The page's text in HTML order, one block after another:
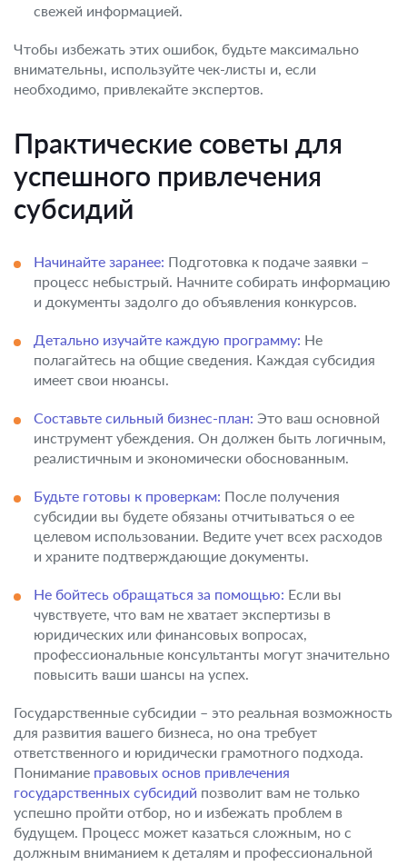
свежей информацией.
Чтобы избежать этих ошибок, будьте максимально
внимательны, используйте чек-листы и, если
необходимо, привлекайте экспертов.
Практические советы для
успешного привлечения
субсидий
Начинайте заранее: Подготовка к подаче заявки –
процесс небыстрый. Начните собирать информацию
и документы задолго до объявления конкурсов.
Детально изучайте каждую программу: Не
полагайтесь на общие сведения. Каждая субсидия
имеет свои нюансы.
Составьте сильный бизнес-план: Это ваш основной
инструмент убеждения. Он должен быть логичным,
реалистичным и экономически обоснованным.
Будьте готовы к проверкам: После получения
субсидии вы будете обязаны отчитываться о ее
целевом использовании. Ведите учет всех расходов
и храните подтверждающие документы.
Не бойтесь обращаться за помощью: Если вы
чувствуете, что вам не хватает экспертизы в
юридических или финансовых вопросах,
профессиональные консультанты могут значительно
повысить ваши шансы на успех.
Государственные субсидии – это реальная возможность
для развития вашего бизнеса, но она требует
ответственного и юридически грамотного подхода.
Понимание правовых основ привлечения
государственных субсидий позволит вам не только
успешно пройти отбор, но и избежать проблем в
будущем. Процесс может казаться сложным, но с
должным вниманием к деталям и профессиональной